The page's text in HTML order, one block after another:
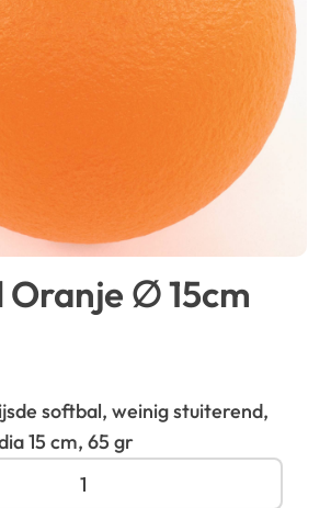
∅ 15cm
softbal, weinig stuiterend,
15 cm, 65 gr